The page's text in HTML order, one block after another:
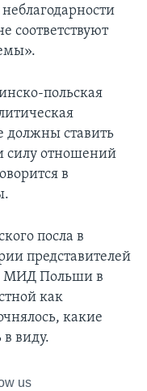
соответствуют
польская
должны ставить
силу отношений
в
посла в
представителей
МИД Польши в
как
какие
виду.
us